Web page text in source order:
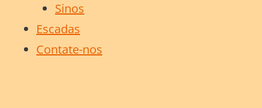
Sinos
Escadas
Contate-nos